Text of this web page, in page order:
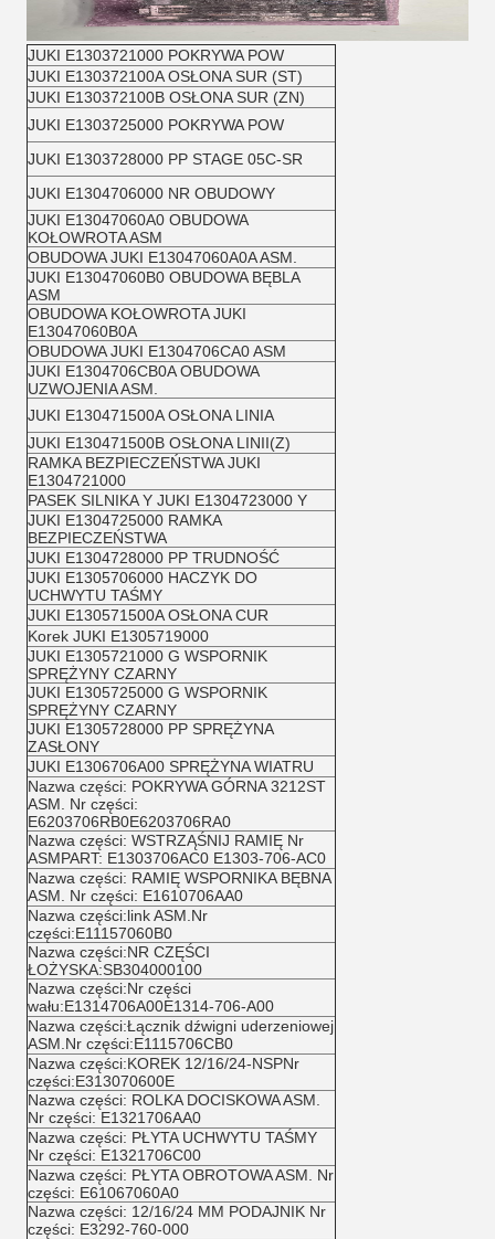
JUKI E1303721000 POKRYWA POW
JUKI E130372100A OSŁONA SUR (ST)
JUKI E130372100B OSŁONA SUR (ZN)
JUKI E1303725000 POKRYWA POW
JUKI E1303728000 PP STAGE 05C-SR
JUKI E1304706000 NR OBUDOWY
JUKI E13047060A0 OBUDOWA
KOŁOWROTA ASM
OBUDOWA JUKI E13047060A0A ASM.
JUKI E13047060B0 OBUDOWA BĘBLA
ASM
OBUDOWA KOŁOWROTA JUKI
E13047060B0A
OBUDOWA JUKI E1304706CA0 ASM
JUKI E1304706CB0A OBUDOWA
UZWOJENIA ASM.
JUKI E130471500A OSŁONA LINIA
JUKI E130471500B OSŁONA LINII(Z)
RAMKA BEZPIECZEŃSTWA JUKI
E1304721000
PASEK SILNIKA Y JUKI E1304723000 Y
JUKI E1304725000 RAMKA
BEZPIECZEŃSTWA
JUKI E1304728000 PP TRUDNOŚĆ
JUKI E1305706000 HACZYK DO
UCHWYTU TAŚMY
JUKI E130571500A OSŁONA CUR
Korek JUKI E1305719000
JUKI E1305721000 G WSPORNIK
SPRĘŻYNY CZARNY
JUKI E1305725000 G WSPORNIK
SPRĘŻYNY CZARNY
JUKI E1305728000 PP SPRĘŻYNA
ZASŁONY
JUKI E1306706A00 SPRĘŻYNA WIATRU
Nazwa części: POKRYWA GÓRNA 3212ST
ASM. Nr części:
E6203706RB0E6203706RA0
Nazwa części: WSTRZĄŚNIJ RAMIĘ Nr
ASMPART: E1303706AC0 E1303-706-AC0
Nazwa części: RAMIĘ WSPORNIKA BĘBNA
ASM. Nr części: E1610706AA0
Nazwa części:link ASM.Nr
części:E11157060B0
Nazwa części:NR CZĘŚCI
ŁOŻYSKA:SB304000100
Nazwa części:Nr części
wału:E1314706A00E1314-706-A00
Nazwa części:Łącznik dźwigni uderzeniowej
ASM.Nr części:E1115706CB0
Nazwa części:KOREK 12/16/24-NSPNr
części:E313070600E
Nazwa części: ROLKA DOCISKOWA ASM.
Nr części: E1321706AA0
Nazwa części: PŁYTA UCHWYTU TAŚMY
Nr części: E1321706C00
Nazwa części: PŁYTA OBROTOWA ASM. Nr
części: E61067060A0
Nazwa części: 12/16/24 MM PODAJNIK Nr
części: E3292-760-000